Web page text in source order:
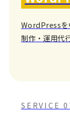
WordPressを
制作・運用代
SERVICE